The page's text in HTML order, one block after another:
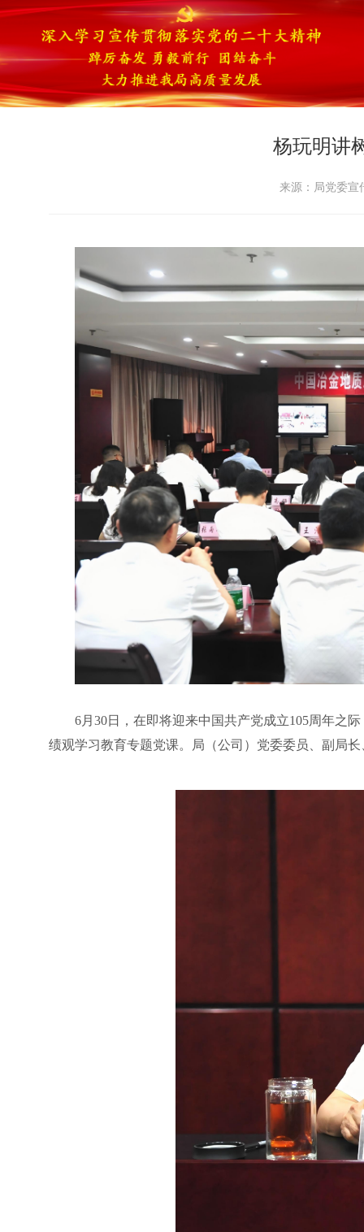
杨玩明讲
来源：局党委
6月30日，在即将迎来中国共产党成立105周年之
绩观学习教育专题党课。局（公司）党委委员、副局